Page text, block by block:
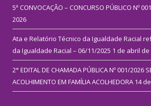
5ª CONVOCAÇÃO – CONCURSO PÚBLICO Nº
2026
Ata e Relatório Técnico da Igualdade Racial
da Igualdade Racial – 06/11/2025 1 de abril de
2° EDITAL DE CHAMADA PÚBLICA Nº 001/2026
ACOLHIMENTO EM FAMÍLIA ACOLHEDORA 14